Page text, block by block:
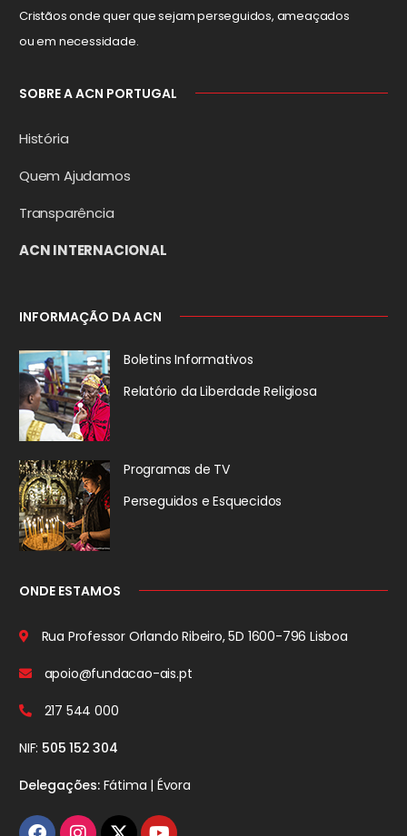
Cristãos onde quer que sejam perseguidos, ameaçados
ou em necessidade.
SOBRE A ACN PORTUGAL
História
Quem Ajudamos
Transparência
ACN INTERNACIONAL
INFORMAÇÃO DA ACN
Boletins Informativos
Relatório da Liberdade Religiosa
Programas de TV
Perseguidos e Esquecidos
ONDE ESTAMOS
Rua Professor Orlando Ribeiro, 5D 1600-796 Lisboa
apoio@fundacao-ais.pt
217 544 000
NIF: 505 152 304
Delegações:Fátima | Évora